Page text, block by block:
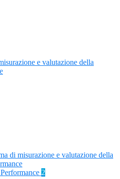
e valutazione della
di misurazione e valutazione della
2